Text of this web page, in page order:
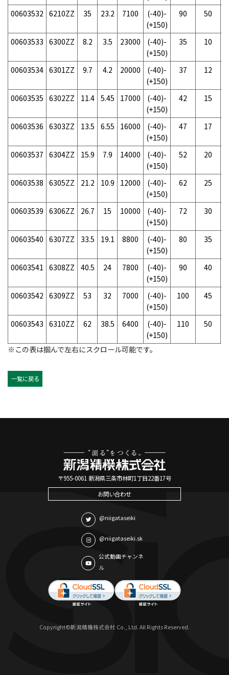
00603532 6210ZZ 35 23.2 7100
(-40)-
(+150)
90 50
00603533 6300ZZ 8.2 3.5 23000
(-40)-
(+150)
35 10
00603534 6301ZZ 9.7 4.2 20000
(-40)-
(+150)
37 12
00603535 6302ZZ 11.4 5.45 17000
(-40)-
(+150)
42 15
00603536 6303ZZ 13.5 6.55 16000
(-40)-
(+150)
47 17
00603537 6304ZZ 15.9 7.9 14000
(-40)-
(+150)
52 20
00603538 6305ZZ 21.2 10.9 12000
(-40)-
(+150)
62 25
00603539 6306ZZ 26.7 15 10000
(-40)-
(+150)
72 30
00603540 6307ZZ 33.5 19.1 8800
(-40)-
(+150)
80 35
00603541 6308ZZ 40.5 24 7800
(-40)-
(+150)
90 40
00603542 6309ZZ 53 32 7000
(-40)-
(+150)
100 45
00603543 6310ZZ 62 38.5 6400
(-40)-
(+150)
110 50
※この表は掴んで左右にスクロール可能です。
一覧に戻る
〒955-0061 新潟県三条市林町1丁目22番17号
お問い合わせ
@niigataseiki
@niigataseiki.sk
公式動画チャンネ
ル
Copyright©新潟精機株式会社 Co., Ltd. All Rights Reserved.